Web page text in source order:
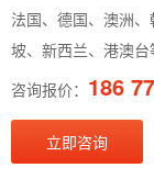
法国、德国、澳洲
坡、新西兰、港澳台
咨询报价： 186
立即咨询